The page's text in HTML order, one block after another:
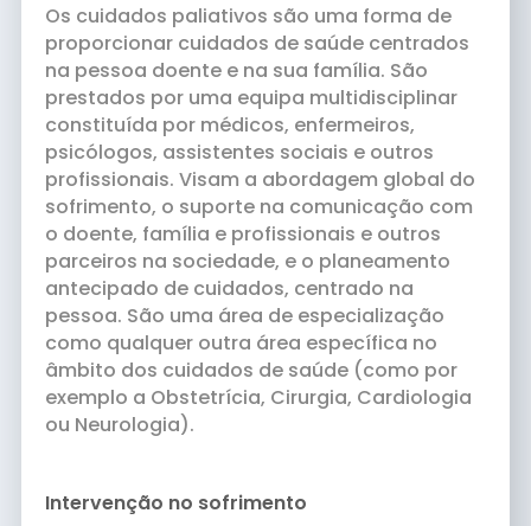
Os cuidados paliativos são uma forma de
proporcionar cuidados de saúde centrados
na pessoa doente e na sua família. São
prestados por uma equipa multidisciplinar
constituída por médicos, enfermeiros,
psicólogos, assistentes sociais e outros
profissionais. Visam a abordagem global do
sofrimento, o suporte na comunicação com
o doente, família e profissionais e outros
parceiros na sociedade, e o planeamento
antecipado de cuidados, centrado na
pessoa. São uma área de especialização
como qualquer outra área específica no
âmbito dos cuidados de saúde (como por
exemplo a Obstetrícia, Cirurgia, Cardiologia
ou Neurologia).
Intervenção no sofrimento